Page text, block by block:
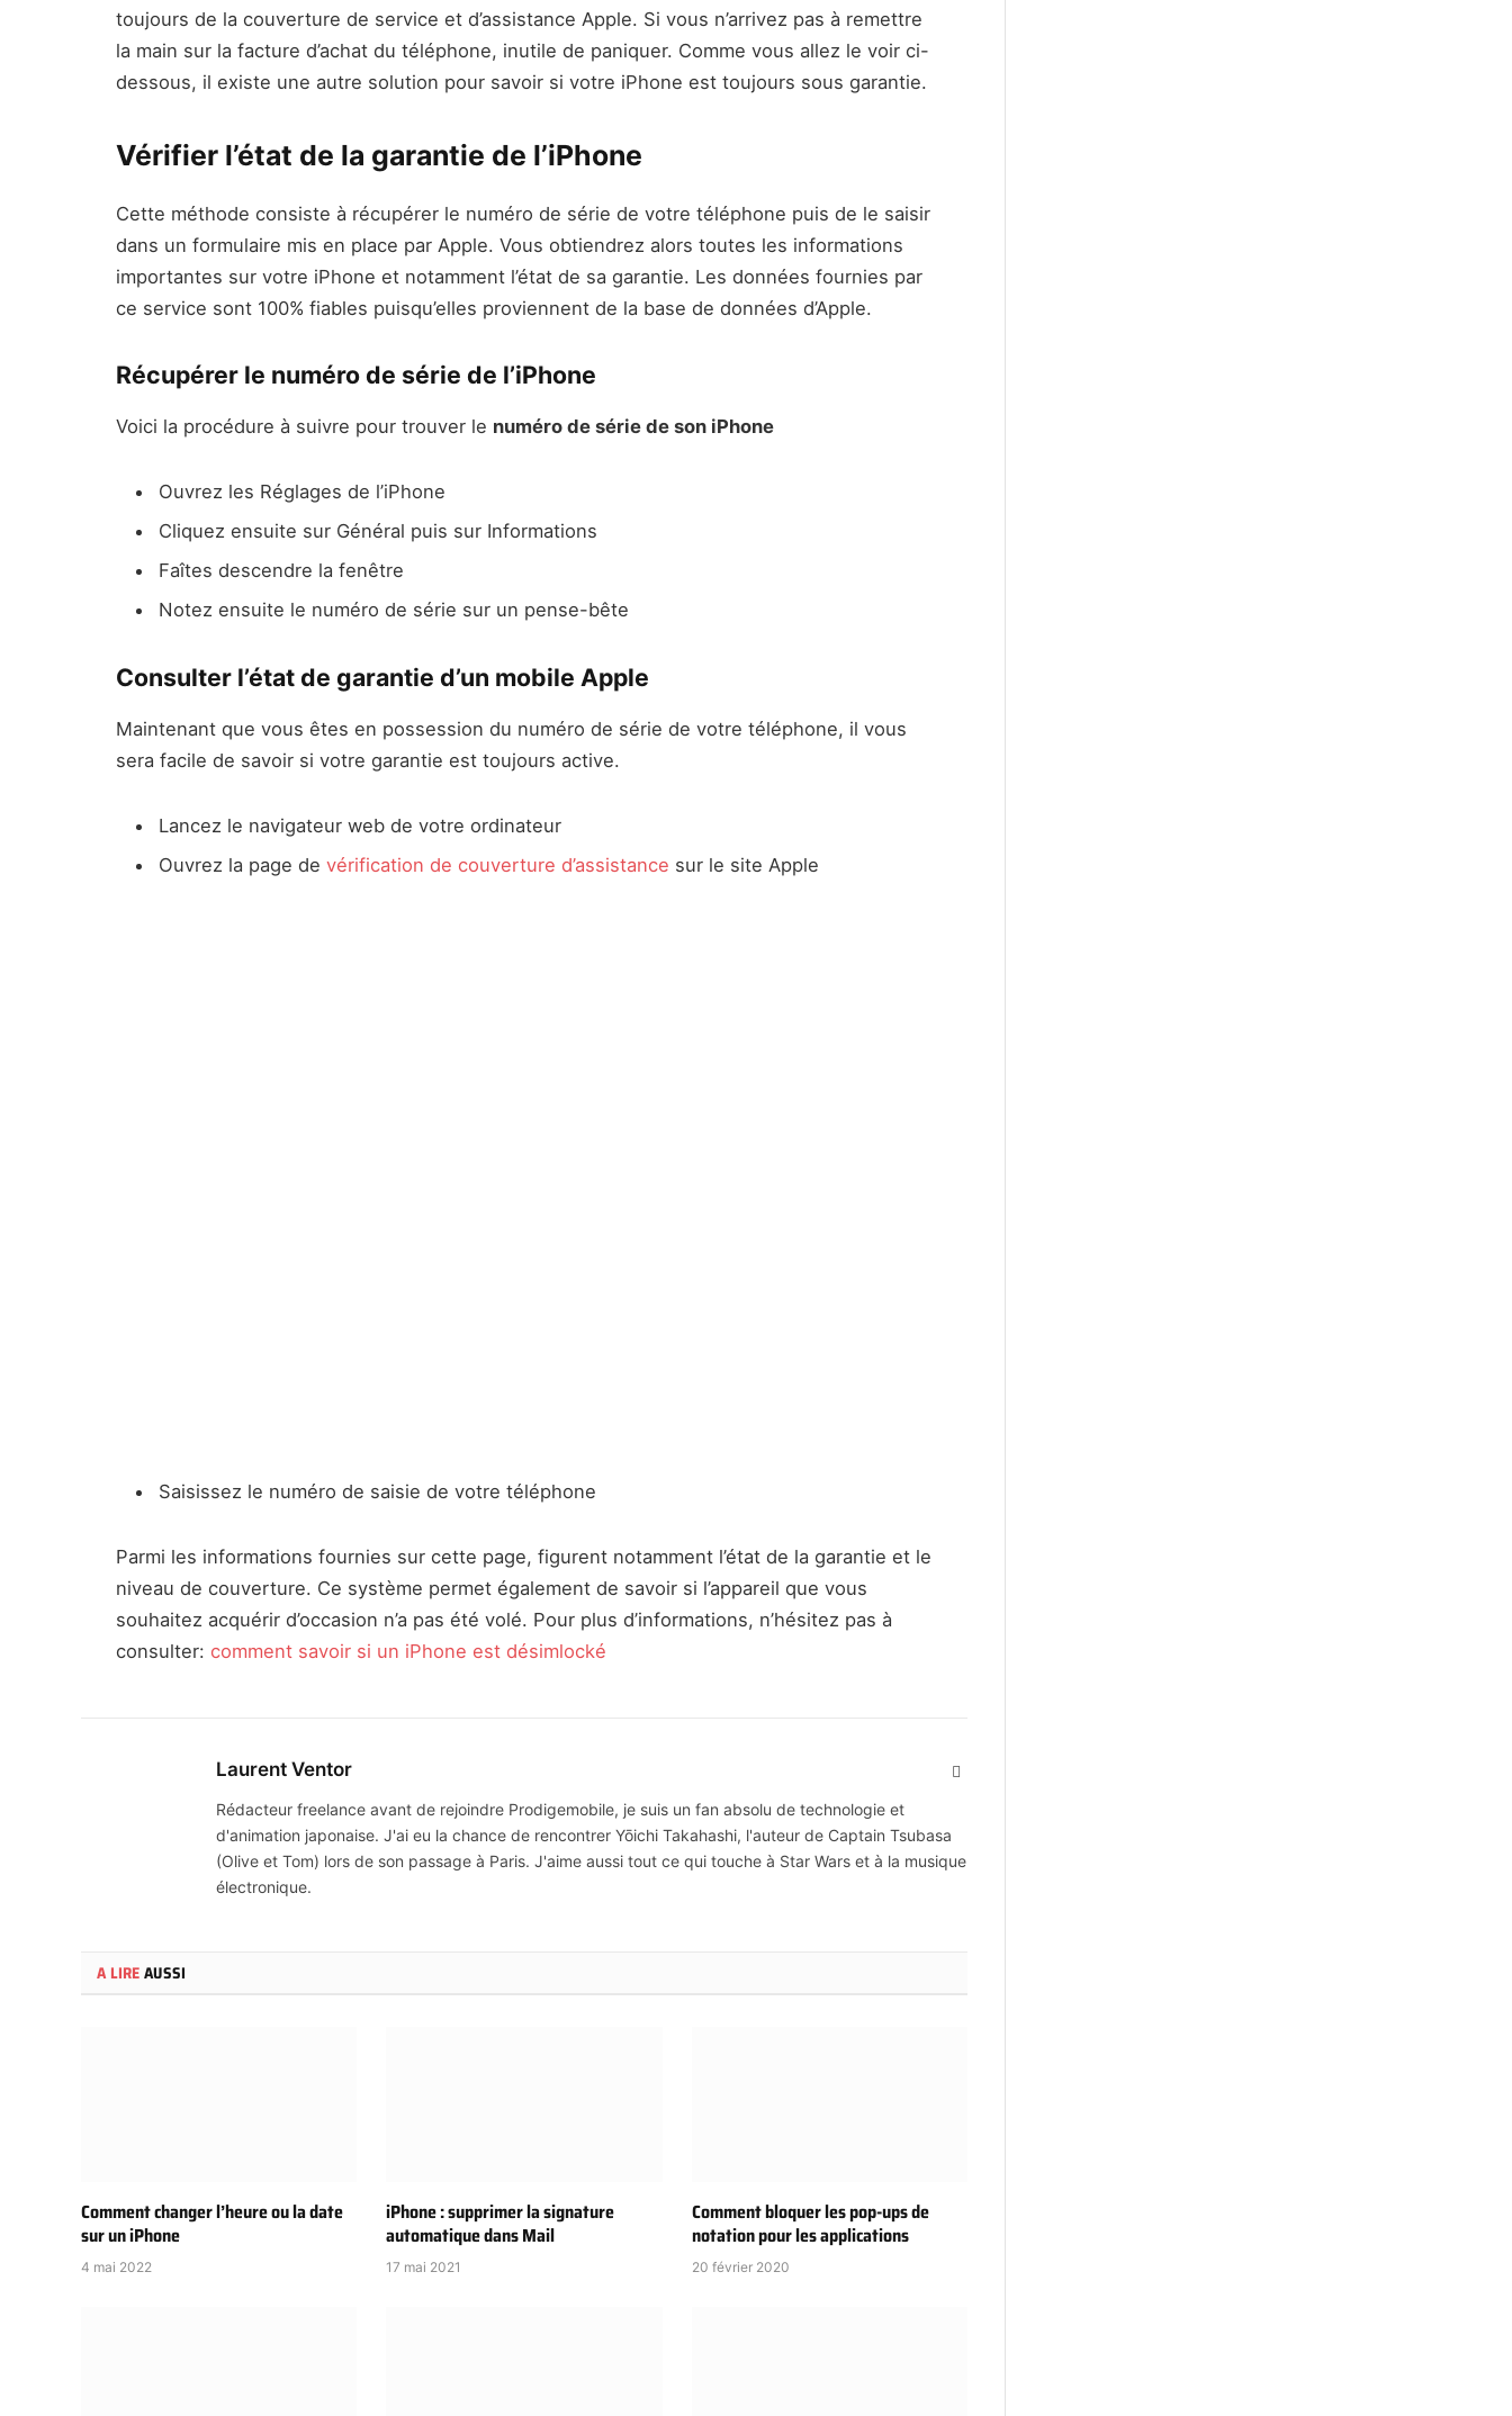
toujours de la couverture de service et d’assistance Apple. Si vous n’arrivez pas à remettre
la main sur la facture d’achat du téléphone, inutile de paniquer. Comme vous allez le voir ci-
dessous, il existe une autre solution pour savoir si votre iPhone est toujours sous garantie.
Vérifier l’état de la garantie de l’iPhone
Cette méthode consiste à récupérer le numéro de série de votre téléphone puis de le saisir
dans un formulaire mis en place par Apple. Vous obtiendrez alors toutes les informations
importantes sur votre iPhone et notamment l’état de sa garantie. Les données fournies par
ce service sont 100% fiables puisqu’elles proviennent de la base de données d’Apple.
Récupérer le numéro de série de l’iPhone
Voici la procédure à suivre pour trouver le numéro de série de son iPhone
Ouvrez les Réglages de l’iPhone
Cliquez ensuite sur Général puis sur Informations
Faîtes descendre la fenêtre
Notez ensuite le numéro de série sur un pense-bête
Consulter l’état de garantie d’un mobile Apple
Maintenant que vous êtes en possession du numéro de série de votre téléphone, il vous
sera facile de savoir si votre garantie est toujours active.
Lancez le navigateur web de votre ordinateur
Ouvrez la page de vérification de couverture d’assistance sur le site Apple
Saisissez le numéro de saisie de votre téléphone
Parmi les informations fournies sur cette page, figurent notamment l’état de la garantie et le
niveau de couverture. Ce système permet également de savoir si l’appareil que vous
souhaitez acquérir d’occasion n’a pas été volé. Pour plus d’informations, n’hésitez pas à
consulter: comment savoir si un iPhone est désimlocké
Laurent Ventor
Rédacteur freelance avant de rejoindre Prodigemobile, je suis un fan absolu de technologie et
d'animation japonaise. J'ai eu la chance de rencontrer Yōichi Takahashi, l'auteur de Captain Tsubasa
(Olive et Tom) lors de son passage à Paris. J'aime aussi tout ce qui touche à Star Wars et à la musique
électronique.
A LIREAUSSI
Comment changer l’heure ou la date
sur un iPhone
4 mai 2022
iPhone : supprimer la signature
automatique dans Mail
17 mai 2021
Comment bloquer les pop-ups de
notation pour les applications
20 février 2020